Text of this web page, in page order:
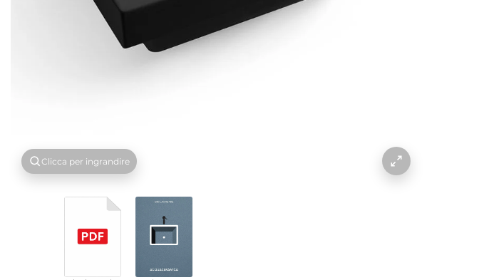
Clicca per ingrandire